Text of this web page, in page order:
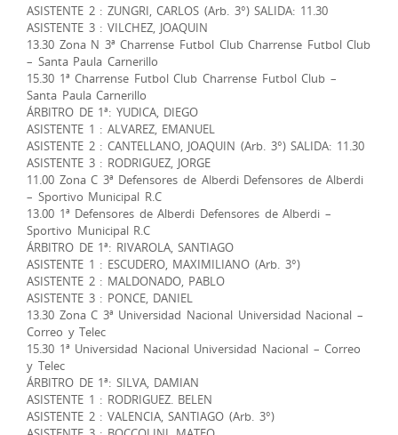
ASISTENTE 2 : ZUNGRI, CARLOS (Arb. 3°) SALIDA: 11.30
ASISTENTE 3 : VILCHEZ, JOAQUIN
13.30 Zona N 3ª Charrense Futbol Club Charrense Futbol Club
– Santa Paula Carnerillo
15.30 1ª Charrense Futbol Club Charrense Futbol Club –
Santa Paula Carnerillo
ÁRBITRO DE 1ª: YUDICA, DIEGO
ASISTENTE 1 : ALVAREZ, EMANUEL
ASISTENTE 2 : CANTELLANO, JOAQUIN (Arb. 3°) SALIDA: 11.30
ASISTENTE 3 : RODRIGUEZ, JORGE
11.00 Zona C 3ª Defensores de Alberdi Defensores de Alberdi
– Sportivo Municipal R.C
13.00 1ª Defensores de Alberdi Defensores de Alberdi –
Sportivo Municipal R.C
ÁRBITRO DE 1ª: RIVAROLA, SANTIAGO
ASISTENTE 1 : ESCUDERO, MAXIMILIANO (Arb. 3°)
ASISTENTE 2 : MALDONADO, PABLO
ASISTENTE 3 : PONCE, DANIEL
13.30 Zona C 3ª Universidad Nacional Universidad Nacional –
Correo y Telec
15.30 1ª Universidad Nacional Universidad Nacional – Correo
y Telec
ÁRBITRO DE 1ª: SILVA, DAMIAN
ASISTENTE 1 : RODRIGUEZ. BELEN
ASISTENTE 2 : VALENCIA, SANTIAGO (Arb. 3°)